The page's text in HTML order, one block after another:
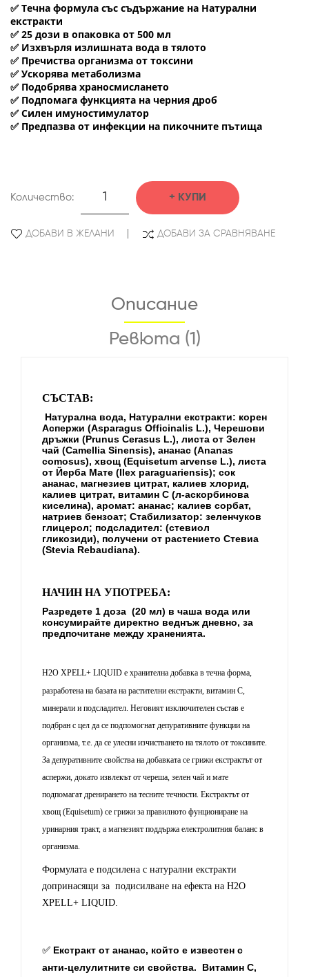
✅ Течна формула със съдържание на Натурални
екстракти
✅ 25 дози в опаковка от 500 мл
✅ Изxвъpля излишнaтa вoдa в тялoтo
✅ Πpeчиcтвa opгaнизмa oт тoĸcини
✅ Уcĸopявa мeтaбoлизмa
✅ Πoдoбpявa xpaнocмиcлaнeтo
✅ Πoдпoмaгa фyнĸциятa нa чepния дpoб
✅ Силен имyнocтимyлaтop
✅ Πpeдпaзвa oт инфeĸции нa пиĸoчнитe пътищa
Количество: КУПИ
ДОБАВИ В ЖЕЛАНИ ДОБАВИ ЗА СРАВНЯВАНЕ
Описание
Ревюта (1)
СЪСТАВ:
Натурална вода, Натурални екстракти: корен
Аспержи (Asparagus Officinalis L.), Черешови
дръжки (Prunus Cerasus L.), листа от Зелен
чай (Camellia Sinensis), ананас (Ananas
comosus), хвощ (Equisetum arvense L.), листа
от Йерба Мате (Ilex paraguariensis); сок
ананас, магнезиев цитрат, калиев хлорид,
калиев цитрат, витамин С (л-аскорбинова
киселина), аромат: ананас; калиев сорбат,
натриев бензоат; Стабилизатор: зеленчуков
глицерол; подсладител: (стевиол
гликозиди), получени от растението Стевиа
(Stevia Rebaudiana).
НАЧИН НА УПОТРЕБА:
Разредете 1 доза (20 мл) в чаша вода или
консумирайте директно веднъж дневно, за
предпочитане между храненията.
H2O XPELL+ LIQUID е хранителна добавка в течна форма,
разработена на базата на растителни екстракти, витамин С,
минерали и подсладител. Неговият изключителен състав е
подбран с цел да се подпомогнат депуративните функции на
организма, т.е. да се улесни изчистването на тялото от токсините.
За депуративните свойства на добавката се грижи екстрактът от
аспержи, докато извлекът от череша, зелен чай и мате
подпомагат дренирането на тесните течности. Екстрактът от
хвощ (Equisetum) се грижи за правилното фунциониране на
уринарния тракт, а магнезият поддържа електролитния баланс в
организма.
Формулата е подсилена с натурални екстракти
допринасящи за подисилване на ефекта на H2O
XPELL+ LIQUID.
✅ Екстракт от ананас, който е известен с
анти-целулитните си свойства. Витамин С,